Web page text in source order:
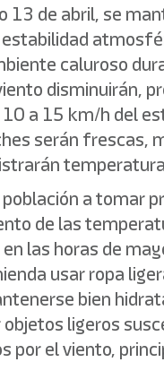
13 de abril, se
caluroso
disminuirán,
a 15 km/h del
serán frescas,
a tomar
de las
las horas de
usar ropa
bien
ligeros
por el viento,